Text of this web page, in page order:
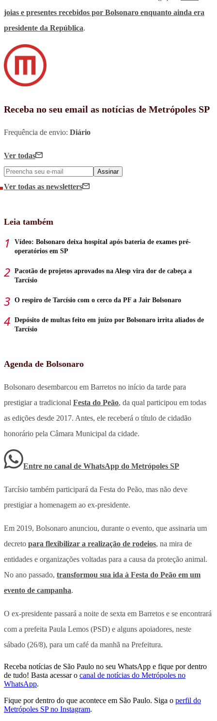
joias e presentes recebidos por Bolsonaro enquanto ainda era
presidente da República.
Receba no seu email as notícias de Metrópoles SP
Frequência de envio: Diário
Ver todas
Assinar
Ver todas as newsletters
Leia também
Vídeo: Bolsonaro deixa hospital após bateria de exames pré-
operatórios em SP
Pacotão de projetos aprovados na Alesp vira dor de cabeça a
Tarcísio
O respiro de Tarcísio com o cerco da PF a Jair Bolsonaro
Depósito de multas feito em juízo por Bolsonaro irrita aliados de
Tarcísio
Agenda de Bolsonaro
Bolsonaro desembarcou em Barretos no início da tarde para
prestigiar a tradicional Festa do Peão, da qual participou em todas
as edições desde 2017. Antes, ele receberá o título de cidadão
honorário pela Câmara Municipal da cidade.
Entre no canal de WhatsApp do Metrópoles SP
Tarcísio também participará da Festa do Peão, mas não deve
prestigiar a homenagem ao ex-presidente.
Em 2019, Bolsonaro anunciou, durante o evento, que assinaria um
decreto para flexibilizar a realização de rodeios, na mira de
entidades e organizações voltadas para a causa da proteção animal.
No ano passado, transformou sua ida à Festa do Peão em um
evento de campanha.
O ex-presidente passará a noite de sexta em Barretos e se encontrará
com a prefeita Paula Lemos (PSD) e alguns apoiadores, neste
sábado (26/8), para um café da manhã na Prefeitura.
Receba notícias de São Paulo no seu WhatsApp e fique por dentro
de tudo! Basta acessar o canal de notícias do Metrópoles no
WhatsApp.
Fique por dentro do que acontece em São Paulo. Siga o perfil do
Metrópoles SP no Instagram.